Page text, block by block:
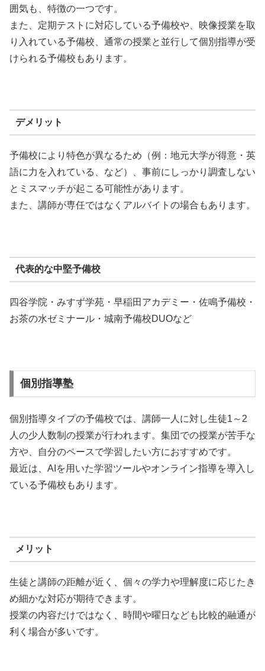
囲気も、特徴の一つです。
また、定期テストに対応している予備校や、映像授業を取
り入れている予備校、通常の授業と並行して個別指導が受
けられる予備校もあります。
デメリット
予備校により特色が異なるため（例：地元大学が得意・英
語に力を入れている、など）、事前にしっかり調査しない
とミスマッチが起こる可能性があります。
また、講師が専任ではなくアルバイトの場合もあります。
代表的な中堅予備校
四谷学院・みすず学苑・早稲田アカデミー・佐鳴予備校・
お茶の水ゼミナール・城南予備校DUOなど
個別指導塾
個別指導タイプの予備校では、講師一人に対し生徒1～2
人の少人数制の授業が行われます。集団での授業が苦手な
方や、自分のペースで学習したい方におすすめです。
最近は、AIを用いた学習ツールやオンライン指導を導入し
ている予備校もあります。
メリット
生徒と講師の距離が近く、個々の学力や理解度に応じたき
め細かな対応が期待できます。
授業の内容だけではなく、時間や曜日なども比較的融通が
利く場合が多いです。